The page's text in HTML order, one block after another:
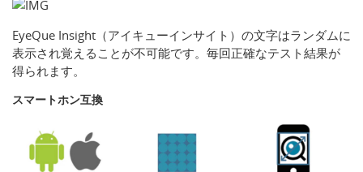
EyeQue Insight（アイキューインサイト）の文字はランダムに
表示され覚えることが不可能です。毎回正確なテスト結果が
得られます。
スマートホン互換